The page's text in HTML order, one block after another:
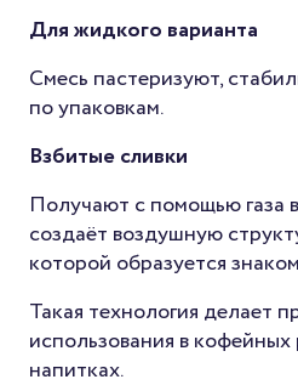
Для жидкого варианта
Смесь пастеризуют,
по упаковкам.
Взбитые сливки
Получают с помощью газа
создаёт воздушную
которой образуется
Такая технология делает
использования в
напитках.